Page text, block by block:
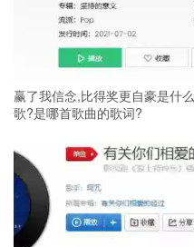
赢了我信念,比得奖更自豪是什么
歌?是哪首歌曲的歌词?